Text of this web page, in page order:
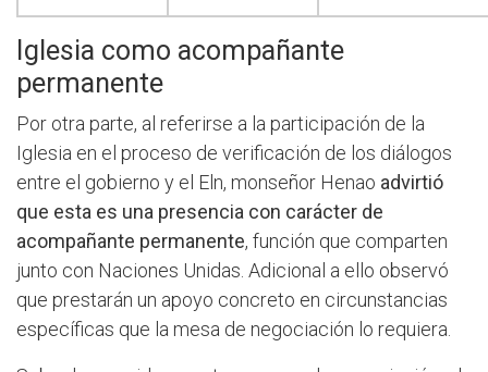
Iglesia como acompañante
permanente
Por otra parte, al referirse a la participación de la
Iglesia en el proceso de verificación de los diálogos
entre el gobierno y el Eln, monseñor Henao advirtió
que esta es una presencia con carácter de
acompañante permanente, función que comparten
junto con Naciones Unidas. Adicional a ello observó
que prestarán un apoyo concreto en circunstancias
específicas que la mesa de negociación lo requiera.